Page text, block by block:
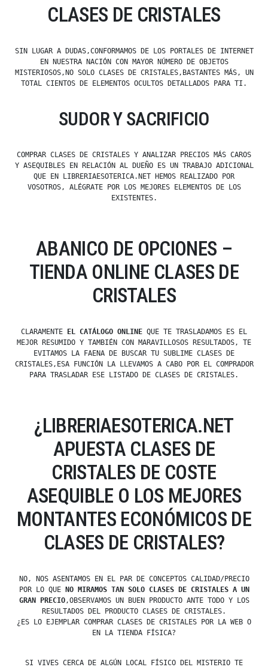
CLASES DE CRISTALES
SIN LUGAR A DUDAS,CONFORMAMOS DE LOS PORTALES DE INTERNET
EN NUESTRA NACIÓN CON MAYOR NÚMERO DE OBJETOS
MISTERIOSOS,NO SOLO CLASES DE CRISTALES,BASTANTES MÁS, UN
TOTAL CIENTOS DE ELEMENTOS OCULTOS DETALLADOS PARA TI.
SUDOR Y SACRIFICIO
COMPRAR CLASES DE CRISTALES Y ANALIZAR PRECIOS MÁS CAROS
Y ASEQUIBLES EN RELACIÓN AL DUEÑO ES UN TRABAJO ADICIONAL
QUE EN LIBRERIAESOTERICA.NET HEMOS REALIZADO POR
VOSOTROS, ALÉGRATE POR LOS MEJORES ELEMENTOS DE LOS
EXISTENTES.
ABANICO DE OPCIONES –
TIENDA ONLINE CLASES DE
CRISTALES
CLARAMENTE EL CATÁLOGO ONLINE QUE TE TRASLADAMOS ES EL
MEJOR RESUMIDO Y TAMBIÉN CON MARAVILLOSOS RESULTADOS, TE
EVITAMOS LA FAENA DE BUSCAR TU SUBLIME CLASES DE
CRISTALES,ESA FUNCIÓN LA LLEVAMOS A CABO POR EL COMPRADOR
PARA TRASLADAR ESE LISTADO DE CLASES DE CRISTALES.
¿LIBRERIAESOTERICA.NET
APUESTA CLASES DE
CRISTALES DE COSTE
ASEQUIBLE O LOS MEJORES
MONTANTES ECONÓMICOS DE
CLASES DE CRISTALES?
NO, NOS ASENTAMOS EN EL PAR DE CONCEPTOS CALIDAD/PRECIO
POR LO QUE
NO MIRAMOS TAN SOLO CLASES DE CRISTALES A UN
GRAN PRECIO,OBSERVAMOS UN BUEN PRODUCTO ANTE TODO Y LOS
RESULTADOS DEL PRODUCTO CLASES DE CRISTALES.
¿ES LO EJEMPLAR COMPRAR CLASES DE CRISTALES POR LA WEB O
EN LA TIENDA FÍSICA?
SI VIVES CERCA DE ALGÚN LOCAL FÍSICO DEL MISTERIO TE